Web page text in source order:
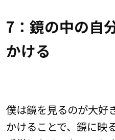
7：鏡の中の自
かける
僕は鏡を見るのが大好
かけることで、鏡に映